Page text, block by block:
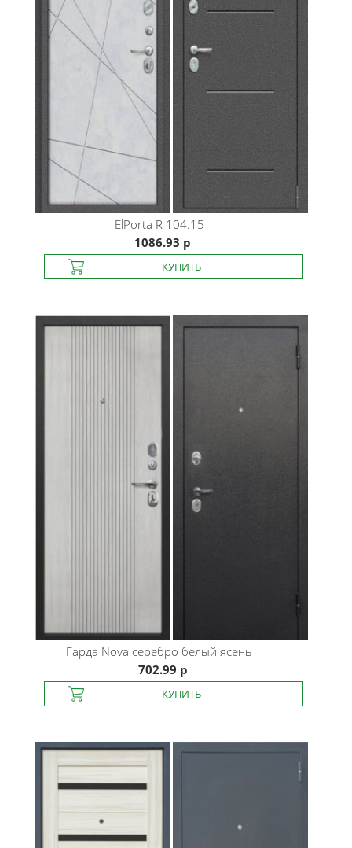
ElPorta R 104.15
1086.93 р
Гарда Nova серебро белый ясень
702.99 р